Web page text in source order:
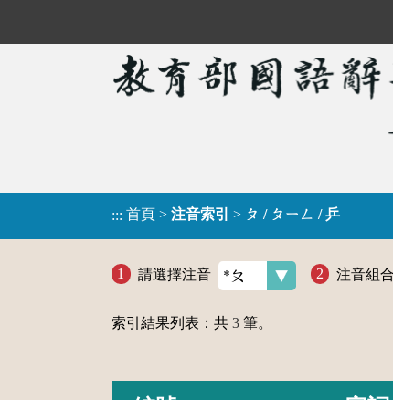
::: 首頁 > 注音索引 > ㄆ / ㄆㄧㄥ / 乒
請選擇注音 注音組合
索引結果列表：共 3 筆。